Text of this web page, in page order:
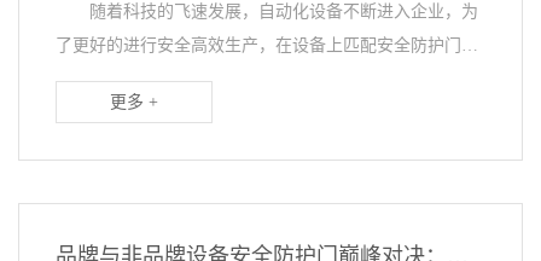
随着科技的飞速发展，自动化设备不断进入企业，为
了更好的进行安全高效生产，在设备上匹配安全防护门，
对于企业来说如何选择适合的安全防护门呢，详细见下
文。 如何挑选适合的防护门呢 1、需求
更多 +